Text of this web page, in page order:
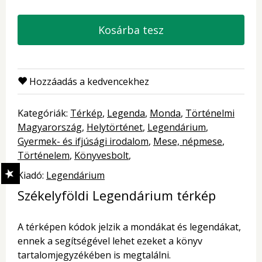
Kosárba tesz
Hozzáadás a kedvencekhez
Kategóriák: Térkép Legenda Monda Történelmi
Magyarország Helytörténet Legendárium
Gyermek- és ifjúsági irodalom Mese, népmese
Történelem Könyvesbolt
Kiadó: Legendárium
Székelyföldi Legendárium térkép
A térképen kódok jelzik a mondákat és legendákat,
ennek a segítségével lehet ezeket a könyv
tartalomjegyzékében is megtalálni.